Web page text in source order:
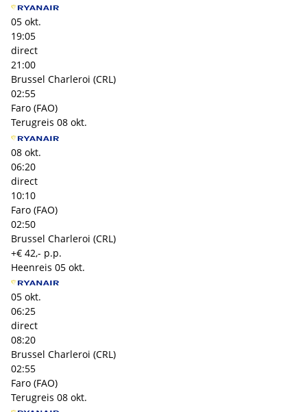
05 okt.
19:05
direct
21:00
Brussel Charleroi (CRL)
02:55
Faro (FAO)
Terugreis 08 okt.
08 okt.
06:20
direct
10:10
Faro (FAO)
02:50
Brussel Charleroi (CRL)
+€ 42,- p.p.
Heenreis 05 okt.
05 okt.
06:25
direct
08:20
Brussel Charleroi (CRL)
02:55
Faro (FAO)
Terugreis 08 okt.